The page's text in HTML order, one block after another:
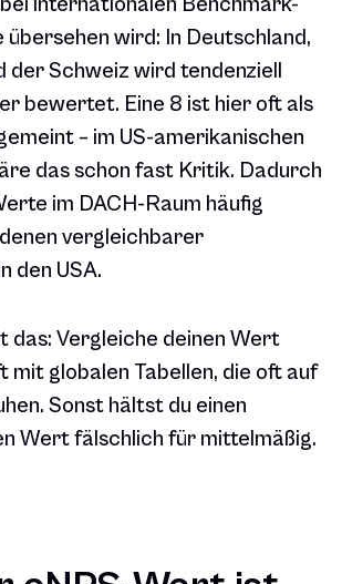
internationalen Benchmark-
übersehen wird: In Deutschland,
der Schweiz wird tendenziell
bewertet. Eine 8 ist hier oft als
– im US-amerikanischen
das schon fast Kritik. Dadurch
im DACH-Raum häufig
vergleichbarer
den USA.
das: Vergleiche deinen Wert
mit globalen Tabellen, die oft auf
Sonst hältst du einen
Wert fälschlich für mittelmäßig.